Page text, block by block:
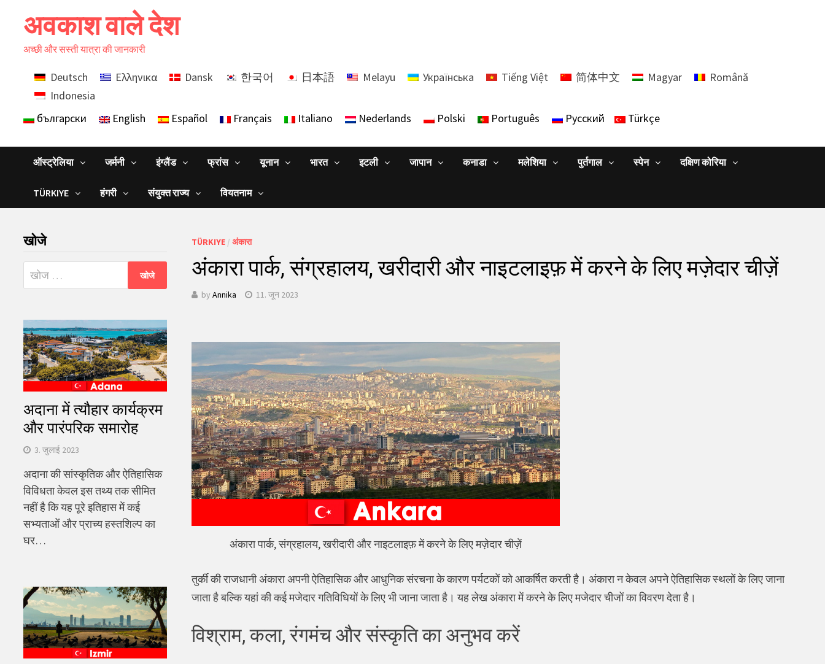
अवकाश वाले देश
अच्छी और सस्ती यात्रा की जानकारी
Deutsch Ελληνικα Dansk 한국어 日本語 Melayu Українська Tiếng Việt 简体中文 Magyar
Română
Indonesia
български
English Español Français Italiano Nederlands Polski Português Русский Türkçe
ऑस्ट्रेलिया जर्मनी इंग्लैंड फ्रांस यूनान भारत इटली जापान कनाडा मलेशिया पुर्तगाल स्पेन दक्षिण कोरिया
TÜRKIYE हंगरी संयुक्त राज्य वियतनाम
TÜRKIYE/ अंकारा
अंकारा पार्क, संग्रहालय, खरीदारी और नाइटलाइफ़ में करने के लिए मज़ेदार चीज़ें
by Annika 11. जून 2023
अंकारा पार्क, संग्रहालय, खरीदारी और नाइटलाइफ़ में करने के लिए मज़ेदार चीज़ें
तुर्की की राजधानी अंकारा अपनी ऐतिहासिक और आधुनिक संरचना के कारण पर्यटकों को आकर्षित करती है। अंकारा न केवल अपने ऐतिहासिक स्थलों के लिए जाना
जाता है बल्कि यहां की कई मजेदार गतिविधियों के लिए भी जाना जाता है। यह लेख अंकारा में करने के लिए मजेदार चीजों का विवरण देता है।
विश्राम, कला, रंगमंच और संस्कृति का अनुभव करें
खोजे
निम्न
को
अदाना में त्यौहार कार्यक्रम
और पारंपरिक समारोह
3. जुलाई 2023
अदाना की सांस्कृतिक और ऐतिहासिक
विविधता केवल इस तथ्य तक सीमित
नहीं है कि यह पूरे इतिहास में कई
सभ्यताओं और प्राच्य हस्तशिल्प का
घर…